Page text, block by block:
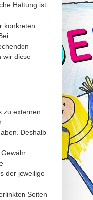
Haftung ist
konkreten
wir diese
zu externen
Deshalb
der jeweilige
Seiten